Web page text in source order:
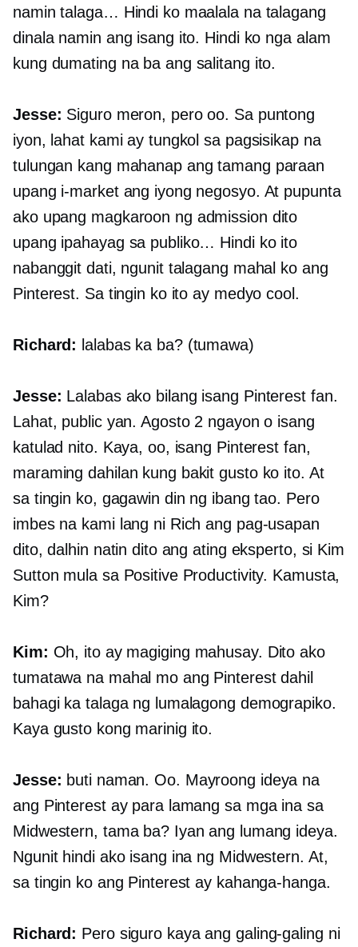
namin talaga… Hindi ko maalala na talagang
dinala namin ang isang ito. Hindi ko nga alam
kung dumating na ba ang salitang ito.
Jesse: Siguro meron, pero oo. Sa puntong
iyon, lahat kami ay tungkol sa pagsisikap na
tulungan kang mahanap ang tamang paraan
upang i-market ang iyong negosyo. At pupunta
ako upang magkaroon ng admission dito
upang ipahayag sa publiko… Hindi ko ito
nabanggit dati, ngunit talagang mahal ko ang
Pinterest. Sa tingin ko ito ay medyo cool.
Richard: lalabas ka ba? (tumawa)
Jesse: Lalabas ako bilang isang Pinterest fan.
Lahat, public yan. Agosto 2 ngayon o isang
katulad nito. Kaya, oo, isang Pinterest fan,
maraming dahilan kung bakit gusto ko ito. At
sa tingin ko, gagawin din ng ibang tao. Pero
imbes na kami lang ni Rich ang pag-usapan
dito, dalhin natin dito ang ating eksperto, si Kim
Sutton mula sa Positive Productivity. Kamusta,
Kim?
Kim: Oh, ito ay magiging mahusay. Dito ako
tumatawa na mahal mo ang Pinterest dahil
bahagi ka talaga ng lumalagong demograpiko.
Kaya gusto kong marinig ito.
Jesse: buti naman. Oo. Mayroong ideya na
ang Pinterest ay para lamang sa mga ina sa
Midwestern, tama ba? Iyan ang lumang ideya.
Ngunit hindi ako isang ina ng Midwestern. At,
sa tingin ko ang Pinterest ay kahanga-hanga.
Richard: Pero siguro kaya ang galing-galing ni